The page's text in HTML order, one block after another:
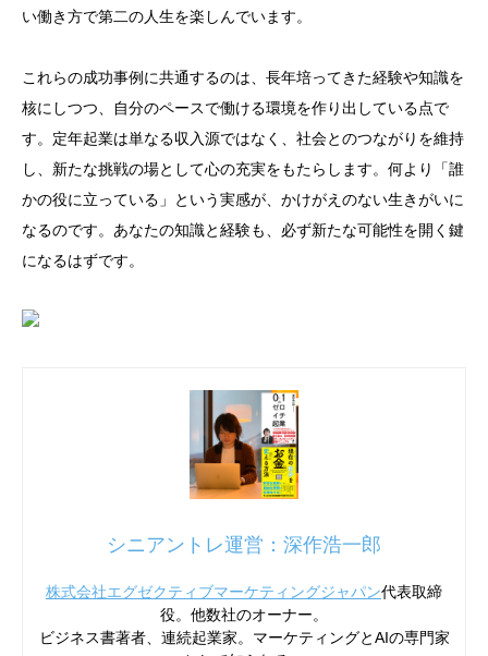
い働き方で第二の人生を楽しんでいます。
これらの成功事例に共通するのは、長年培ってきた経験や知識を
核にしつつ、自分のペースで働ける環境を作り出している点で
す。定年起業は単なる収入源ではなく、社会とのつながりを維持
し、新たな挑戦の場として心の充実をもたらします。何より「誰
かの役に立っている」という実感が、かけがえのない生きがいに
なるのです。あなたの知識と経験も、必ず新たな可能性を開く鍵
になるはずです。
シニアントレ運営：深作浩一郎
株式会社エグゼクティブマーケティングジャパン代表取締
役。他数社のオーナー。
ビジネス書著者、連続起業家。マーケティングとAIの専門家